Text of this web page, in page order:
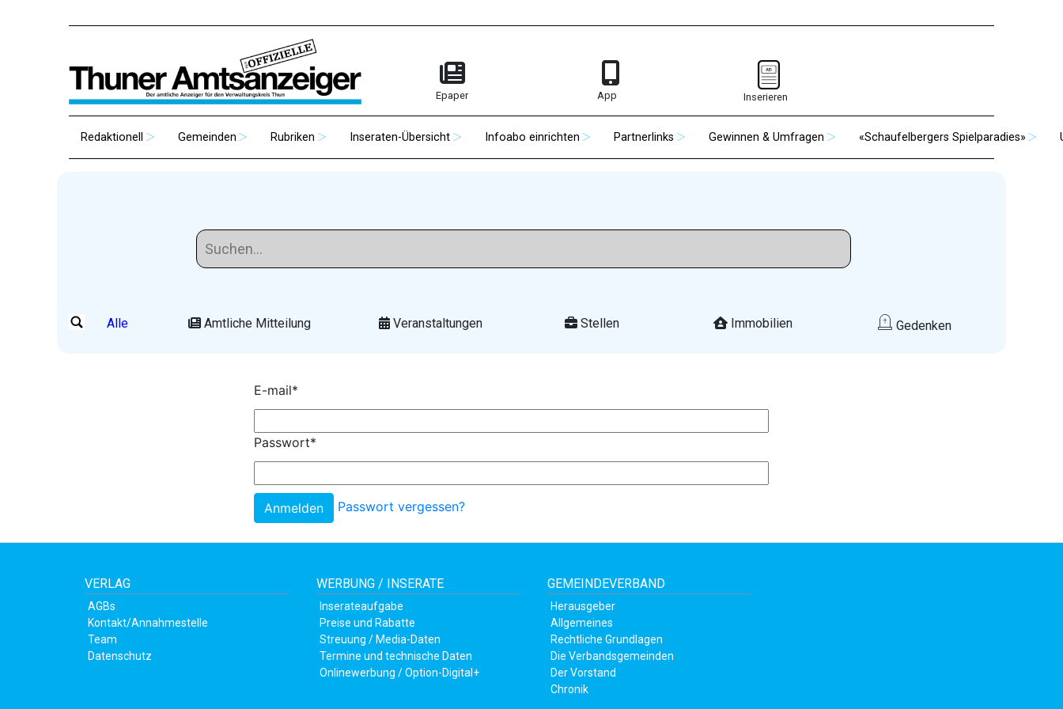
Epaper App Inserieren
Redaktionell Gemeinden Rubriken Inseraten-Übersicht Infoabo einrichten Partnerlinks Gewinnen & Umfragen «Schaufelbergers Spielparadies»
Alle Amtliche Mitteilung Veranstaltungen Stellen Immobilien Gedenken
E-mail*
Passwort*
Passwort vergessen?
VERLAG
AGBs
Kontakt/Annahmestelle
Team
Datenschutz
WERBUNG / INSERATE
Inserateaufgabe
Preise und Rabatte
Streuung / Media-Daten
Termine und technische Daten
Onlinewerbung / Option-Digital+
GEMEINDEVERBAND
Herausgeber
Allgemeines
Rechtliche Grundlagen
Die Verbandsgemeinden
Der Vorstand
Chronik